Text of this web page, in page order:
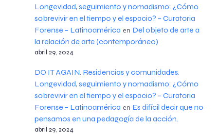
Longevidad, seguimiento y nomadismo: ¿Cómo
sobrevivir en el tiempo y el espacio? – Curatoria
Forense – Latinoamérica en Del objeto de arte a
la relación de arte (contemporáneo)
abril 29, 2024
DO IT AGAIN. Residencias y comunidades.
Longevidad, seguimiento y nomadismo: ¿Cómo
sobrevivir en el tiempo y el espacio? – Curatoria
Forense – Latinoamérica en Es difícil decir que no
pensamos en una pedagogía de la acción.
abril 29, 2024